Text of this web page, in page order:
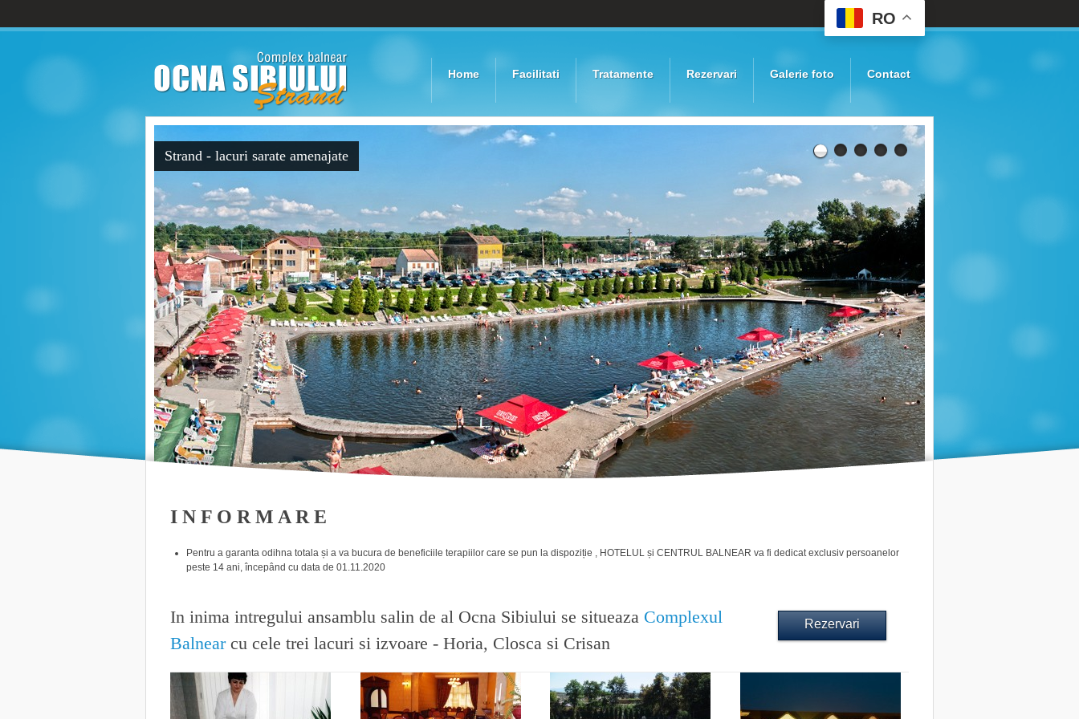
RO
Home Facilitati Tratamente Rezervari Galerie foto Contact
Strand - lacuri sarate amenajate
I N F O R M A R E
Pentru a garanta odihna totala și a va bucura de beneficiile terapiilor care se pun la dispoziție , HOTELUL și CENTRUL BALNEAR va fi dedicat exclusiv persoanelor
peste 14 ani, începând cu data de 01.11.2020
In inima intregului ansamblu salin de al Ocna Sibiului se situeaza Complexul
Balnearcu cele trei lacuri si izvoare - Horia, Closca si Crisan
Rezervari